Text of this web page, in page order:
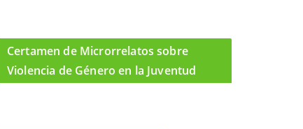
Certamen de Microrrelatos sobre
Violencia de Género en la Juventud